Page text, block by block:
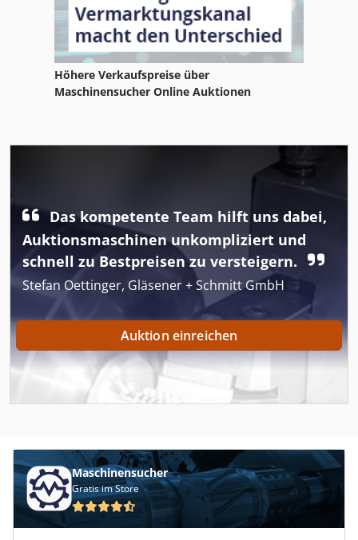
Höhere Verkaufspreise über
Maschinensucher Online Auktionen
Das kompetente Team hilft uns dabei,
Auktionsmaschinen unkompliziert und
schnell zu Bestpreisen zu versteigern.
Stefan Oettinger, Gläsener + Schmitt GmbH
Auktion einreichen
Maschinensucher
Gratis im Store